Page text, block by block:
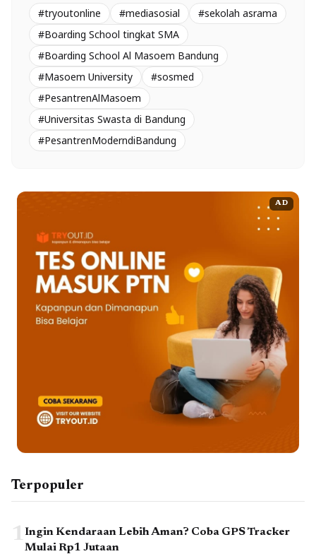
#tryoutonline #mediasosial
#sekolah asrama
#Boarding School tingkat SMA
#Boarding School Al Masoem Bandung
#Masoem University
#sosmed
#PesantrenAlMasoem
#Universitas Swasta di Bandung
#PesantrenModerndiBandung
AD
Terpopuler
1Ingin Kendaraan Lebih Aman? Coba GPS Tracker
Mulai Rp1 Jutaan